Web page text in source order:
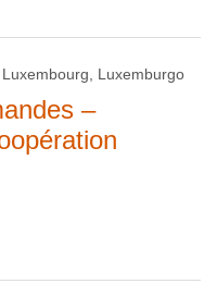
Luxembourg, Luxemburgo
–